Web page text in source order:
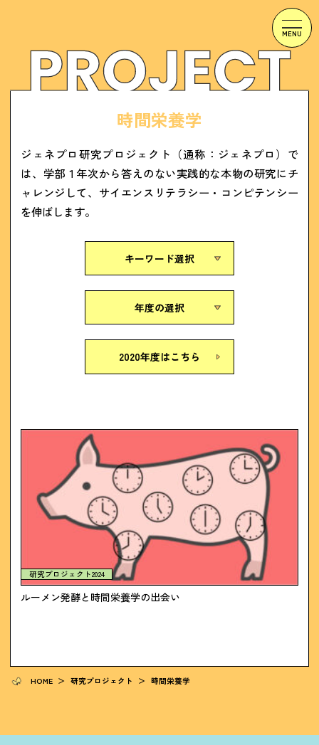
時間栄養学
ジェネプロ研究プロジェクト（通称：ジェネプロ）で
は、学部１年次から答えのない実践的な本物の研究にチ
ャレンジして、サイエンスリテラシー・コンピテンシー
を伸ばします。
キーワード選択
年度の選択
2020年度はこちら
研究プロジェクト2024
ルーメン発酵と時間栄養学の出会い
HOME ＞ 研究プロジェクト ＞ 時間栄養学